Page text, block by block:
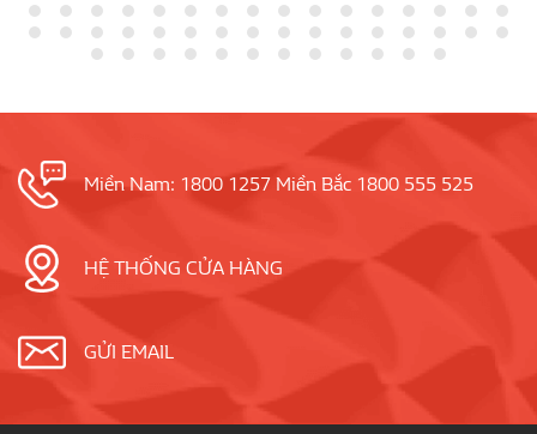
Miền Nam: 1800 1257 Miền Bắc 1800 555 525
HỆ THỐNG CỬA HÀNG
GỬI EMAIL